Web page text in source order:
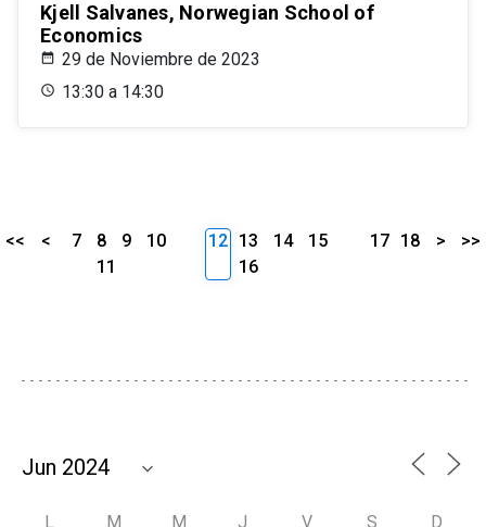
Kjell Salvanes, Norwegian School of
Economics
29 de Noviembre de 2023
13:30 a 14:30
<< < 7 8 9
10
11
12 13 14
15
16
17 18 > >>
L M M J V S D